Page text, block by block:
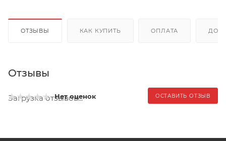
ОТЗЫВЫ КАК КУПИТЬ ОПЛАТА
Отзывы
Нет оценок ОСТАВИТЬ ОТЗЫВ
Загрузка отзывов...